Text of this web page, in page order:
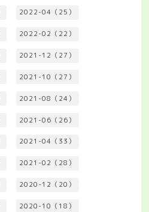
2022-04（25）
2022-02（22）
2021-12（27）
2021-10（27）
2021-08（24）
2021-06（26）
2021-04（33）
2021-02（28）
2020-12（20）
2020-10（18）